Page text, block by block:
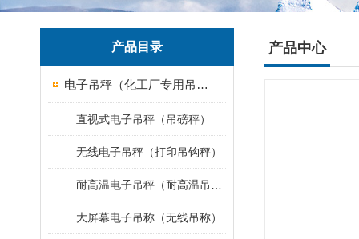
产品目录
电子吊秤（化工厂专用吊秤）
直视式电子吊秤（吊磅秤）
无线电子吊秤（打印吊钩秤）
大屏幕电子吊称（无线吊称）
产品中心